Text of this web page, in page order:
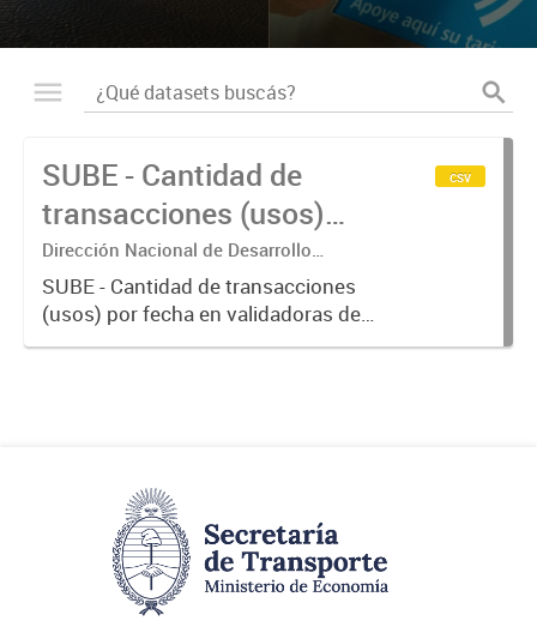
SUBE - Cantidad de
transacciones (usos)
por fecha
Dirección Nacional de Desarrollo
Tecnológico - Ministerio de Transporte.
SUBE - Cantidad de transacciones
(usos) por fecha en validadoras de
la red SUBE.
csv